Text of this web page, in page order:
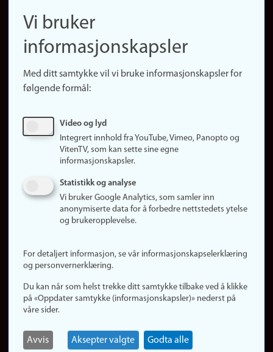
(no)
Finn forsker
Presse
Finn studier
Ledige stillinger
Om nettstedet
Informasjonskapsler
Personvern
Logg inn
Rediger din ansattside
Vi bruker
informasjonskapsler
Med ditt samtykke vil vi bruke informasjonskapsler for
følgende formål:
Video og lyd
Integrert innhold fra YouTube, Vimeo, Panopto og
VitenTV, som kan sette sine egne
informasjonskapsler.
Statistikk og analyse
Vi bruker Google Analytics, som samler inn
anonymiserte data for å forbedre nettstedets ytelse
og brukeropplevelse.
For detaljert informasjon, se vår informasjonskapselerklæring
og personvernerklæring.
Du kan når som helst trekke ditt samtykke tilbake ved å klikke
på «Oppdater samtykke (informasjonskapsler)» nederst på
våre sider.
Avvis Aksepter valgte Godta alle